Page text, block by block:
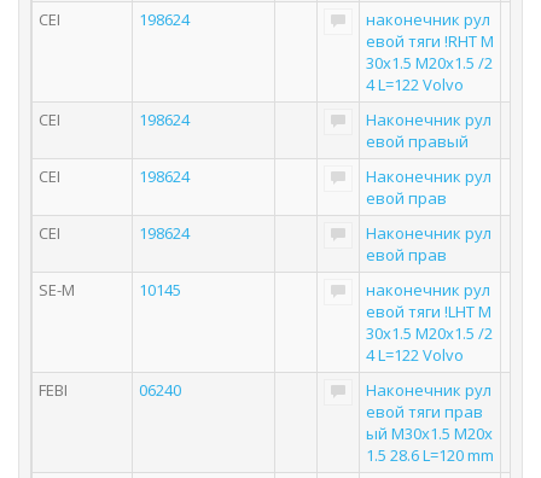
CEI
198624
наконечник рул
евой тяги !RHT M
30x1.5 M20x1.5 /2
4 L=122 Volvo
CEI
198624
Наконечник рул
евой правый
CEI
198624
Наконечник рул
евой прав
CEI
198624
Наконечник рул
евой прав
SE-M
10145
наконечник рул
евой тяги !LHT M
30x1.5 M20x1.5 /2
4 L=122 Volvo
FEBI
06240
Наконечник рул
евой тяги прав
ый M30x1.5 M20x
1.5 28.6 L=120 mm